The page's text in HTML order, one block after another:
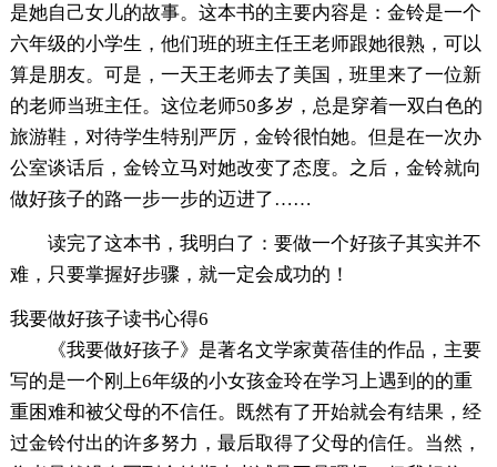
是她自己女儿的故事。这本书的主要内容是：金铃是一个
六年级的小学生，他们班的班主任王老师跟她很熟，可以
算是朋友。可是，一天王老师去了美国，班里来了一位新
的老师当班主任。这位老师50多岁，总是穿着一双白色的
旅游鞋，对待学生特别严厉，金铃很怕她。但是在一次办
公室谈话后，金铃立马对她改变了态度。之后，金铃就向
做好孩子的路一步一步的迈进了……
读完了这本书，我明白了：要做一个好孩子其实并不
难，只要掌握好步骤，就一定会成功的！
我要做好孩子读书心得6
《我要做好孩子》是著名文学家黄蓓佳的作品，主要
写的是一个刚上6年级的小女孩金玲在学习上遇到的的重
重困难和被父母的不信任。既然有了开始就会有结果，经
过金铃付出的许多努力，最后取得了父母的信任。当然，